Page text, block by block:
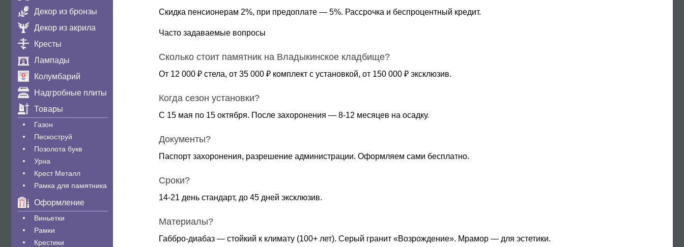
Декор из бронзы
Декор из акрила
Кресты
Лампады
Колумбарий
Надгробные плиты
Товары
Газон
Пескоструй
Позолота букв
Урна
Крест Металл
Рамка для памятника
Оформление
Виньетки
Рамки
Крестики
Скидка пенсионерам 2%, при предоплате — 5%. Рассрочка и беспроцентный кредит.
Часто задаваемые вопросы
Сколько стоит памятник на Владыкинское кладбище?
От 12 000 ₽ стела, от 35 000 ₽ комплект с установкой, от 150 000 ₽ эксклюзив.
Когда сезон установки?
С 15 мая по 15 октября. После захоронения — 8-12 месяцев на осадку.
Документы?
Паспорт захоронения, разрешение администрации. Оформляем сами бесплатно.
Сроки?
14-21 день стандарт, до 45 дней эксклюзив.
Материалы?
Габбро-диабаз — стойкий к климату (100+ лет). Серый гранит «Возрождение». Мрамор — для эстетики.